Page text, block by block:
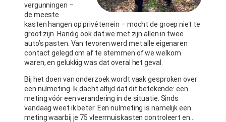
vergunningen –
de meeste
kasten hangen op privéterrein – mocht de groep niet te
groot zijn. Handig ook dat we met zijn allen in twee
auto’s pasten. Van tevoren werd met alle eigenaren
contact gelegd om af te stemmen of we welkom
waren, en gelukkig was dat overal het geval.
Bij het doen van onderzoek wordt vaak gesproken over
een nulmeting. Ik dacht altijd dat dit betekende: een
meting vóór een verandering in de situatie. Sinds
vandaag weet ik beter. Een nulmeting is namelijk een
meting waarbij je 75 vleermuiskasten controleert en…